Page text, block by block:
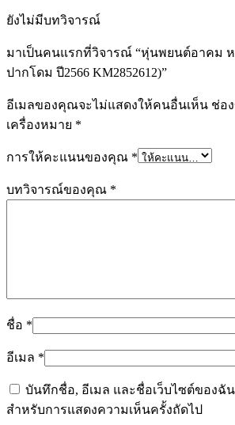
ยังไม่มีบทวิจารณ์
มาเป็นคนแรกที่วิจารณ์ “หุ่นพยนต์อาคม
ปากโดม ปี2566 KM2852612)”
อีเมลของคุณจะไม่แสดงให้คนอื่นเห็น ช่อ
เครื่องหมาย *
การให้คะแนนของคุณ *
บทวิจารณ์ของคุณ *
ชื่อ *
อีเมล *
บันทึกชื่อ, อีเมล และชื่อเว็บไซต์ของฉั
สำหรับการแสดงความเห็นครั้งถัดไป